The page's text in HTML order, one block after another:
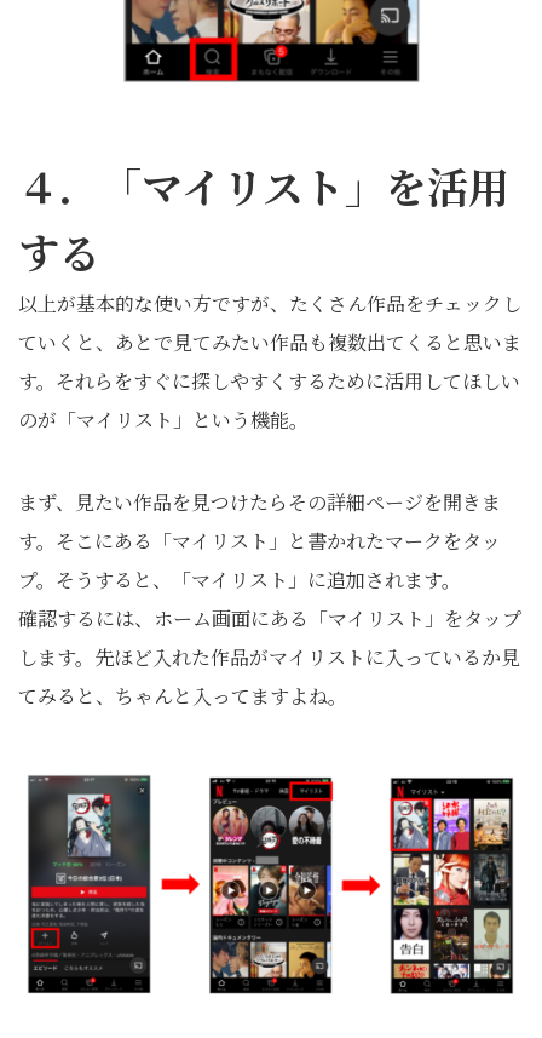
４．「マイリスト」を活用
する
以上が基本的な使い方ですが、たくさん作品をチェックし
ていくと、あとで見てみたい作品も複数出てくると思いま
す。それらをすぐに探しやすくするために活用してほしい
のが「マイリスト」という機能。
まず、見たい作品を見つけたらその詳細ページを開きま
す。そこにある「マイリスト」と書かれたマークをタッ
プ。そうすると、「マイリスト」に追加されます。
確認するには、ホーム画面にある「マイリスト」をタップ
します。先ほど入れた作品がマイリストに入っているか見
てみると、ちゃんと入ってますよね。